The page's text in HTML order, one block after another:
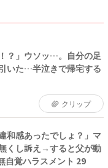
？」ウソッ…。自分の足
いた…半泣きで帰宅する
クリップ
和感あったでしょ？」マ
くし訴え→すると父が動
自覚ハラスメント 29